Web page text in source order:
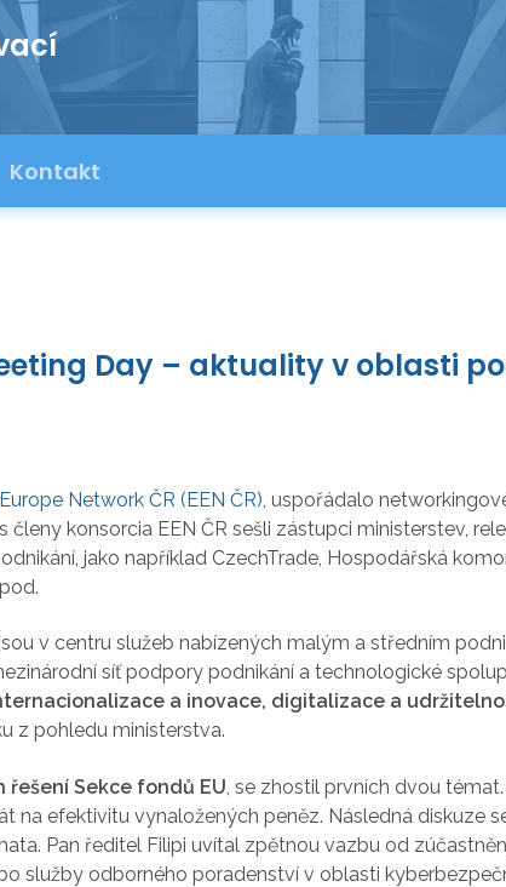
Kontakt
Day – aktuality v oblasti
Network ČR (EEN ČR) , uspořádalo
členy konsorcia EEN ČR sešli zástupci ministerstev,
jako například CzechTrade, Hospodářská
v centru služeb nabízených malým a středním
síť podpory podnikání a technologické
a inovace, digitalizace a
z pohledu ministerstva.
Sekce fondů EU , se zhostil prvních dvou
na efektivitu vynaložených peněz. Následná diskuze
Pan ředitel Filipi uvítal zpětnou vazbu od
služby odborného poradenství v oblasti